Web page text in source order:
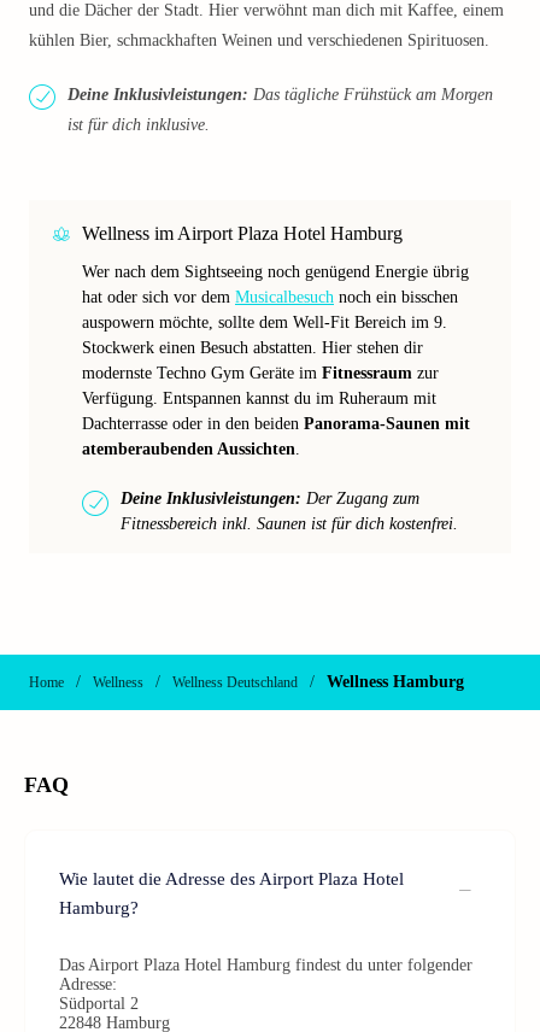
und die Dächer der Stadt. Hier verwöhnt man dich mit Kaffee, einem
kühlen Bier, schmackhaften Weinen und verschiedenen Spirituosen.
Deine Inklusivleistungen: Das tägliche Frühstück am Morgen
ist für dich inklusive.
Wellness im Airport Plaza Hotel Hamburg
Wer nach dem Sightseeing noch genügend Energie übrig
hat oder sich vor dem Musicalbesuch noch ein bisschen
auspowern möchte, sollte dem Well-Fit Bereich im 9.
Stockwerk einen Besuch abstatten. Hier stehen dir
modernste Techno Gym Geräte im Fitnessraum zur
Verfügung. Entspannen kannst du im Ruheraum mit
Dachterrasse oder in den beiden Panorama-Saunen mit
atemberaubenden Aussichten.
Deine Inklusivleistungen: Der Zugang zum
Fitnessbereich inkl. Saunen ist für dich kostenfrei.
Home / Wellness / Wellness Deutschland / Wellness Hamburg
FAQ
Wie lautet die Adresse des Airport Plaza Hotel
Hamburg?
Das Airport Plaza Hotel Hamburg findest du unter folgender
Adresse:
Südportal 2
22848 Hamburg